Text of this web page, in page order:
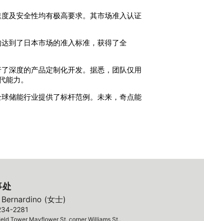
及安全性均有极高要求。其市场准入认证
到了日本市场的准入标准，获得了全
深度的产品定制化开发。据悉，团队仅用
力。
储能行业提供了标杆范例。未来，奇点能
(女士)
2281
Tower Mayflower St. corner Williams St.,